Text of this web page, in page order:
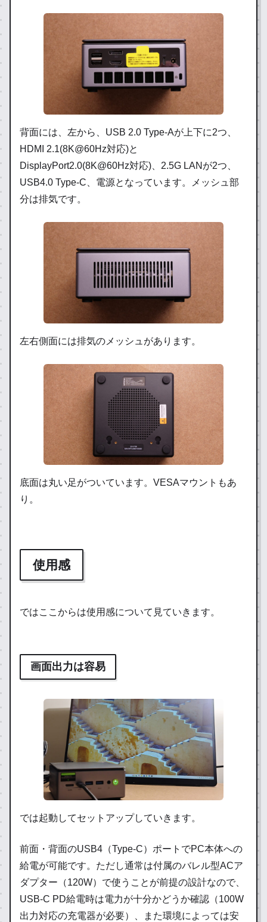
背面には、左から、USB 2.0 Type-Aが上下に2つ、
HDMI 2.1(8K@60Hz対応)と
DisplayPort2.0(8K@60Hz対応)、2.5G LANが2つ、
USB4.0 Type-C、電源となっています。メッシュ部
分は排気です。
左右側面には排気のメッシュがあります。
底面は丸い足がついています。VESAマウントもあ
り。
使用感
ではここからは使用感について見ていきます。
画面出力は容易
では起動してセットアップしていきます。
前面・背面のUSB4（Type-C）ポートでPC本体への
給電が可能です。ただし通常は付属のバレル型ACア
ダプター（120W）で使うことが前提の設計なので、
USB-C PD給電時は電力が十分かどうか確認（100W
出力対応の充電器が必要）、また環境によっては安